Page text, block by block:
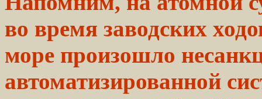
во время заводских
море произошло
автоматизированной